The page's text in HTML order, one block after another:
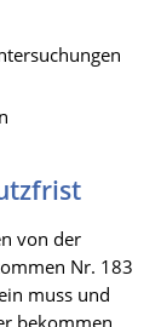
von der
Nr. 183
muss und
bekommen